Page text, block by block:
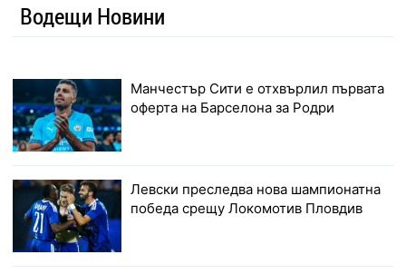
Водещи Новини
Манчестър Сити е отхвърлил първата
оферта на Барселона за Родри
Левски преследва нова шампионатна
победа срещу Локомотив Пловдив